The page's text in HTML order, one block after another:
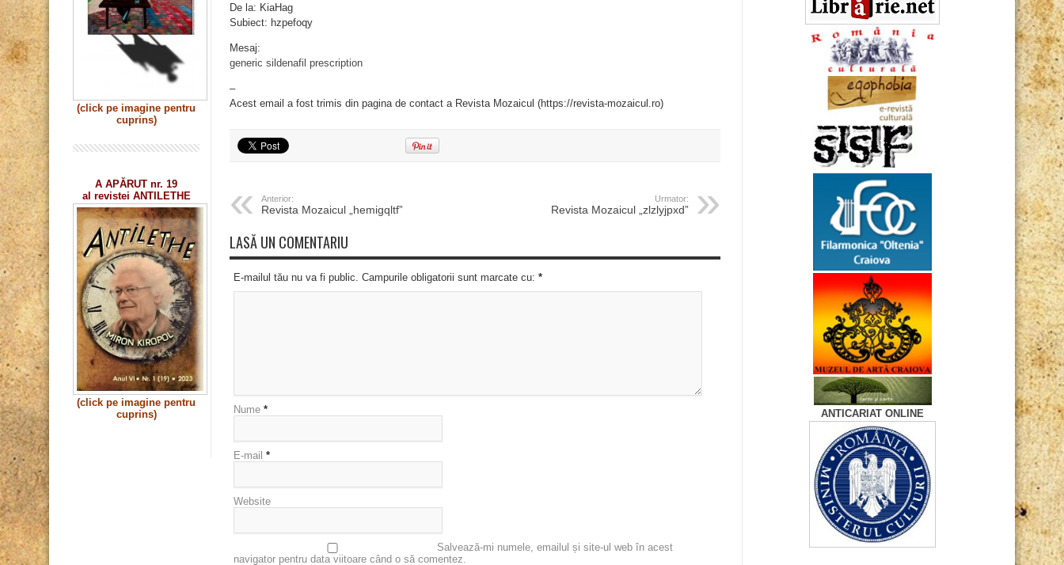
De la: KiaHag
Subiect: hzpefoqy
Mesaj:
generic sildenafil prescription
–
Acest email a fost trimis din pagina de contact a Revista Mozaicul (https://revista-mozaicul.ro)
Anterior:
Revista Mozaicul „hemigqltf”
Urmator:
Revista Mozaicul „zlzlyjpxd”
LASĂ UN COMENTARIU
E-mailul tău nu va fi public. Campurile obligatorii sunt marcate cu: *
Nume *
E-mail *
Website
Salvează-mi numele, emailul și site-ul web în acest
navigator pentru data viitoare când o să comentez.
(click pe imagine pentru
cuprins)
A APĂRUT nr. 19
al revistei ANTILETHE
(click pe imagine pentru
cuprins)
ANTICARIAT ONLINE